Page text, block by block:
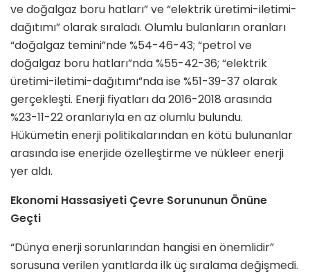
ve doğalgaz boru hatları” ve “elektrik üretimi-iletimi-
dağıtımı” olarak sıraladı. Olumlu bulanların oranları
“doğalgaz temini”nde %54-46-43; “petrol ve
doğalgaz boru hatları”nda %55-42-36; “elektrik
üretimi-iletimi-dağıtımı”nda ise %51-39-37 olarak
gerçekleşti. Enerji fiyatları da 2016-2018 arasında
%23-11-22 oranlarıyla en az olumlu bulundu.
Hükümetin enerji politikalarından en kötü bulunanlar
arasında ise enerjide özelleştirme ve nükleer enerji
yer aldı.
Ekonomi Hassasiyeti Çevre Sorununun Önüne
Geçti
“Dünya enerji sorunlarından hangisi en önemlidir”
sorusuna verilen yanıtlarda ilk üç sıralama değişmedi.